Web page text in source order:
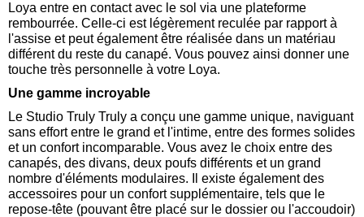
Loya entre en contact avec le sol via une plateforme
rembourrée. Celle-ci est légèrement reculée par rapport à
l'assise et peut également être réalisée dans un matériau
différent du reste du canapé. Vous pouvez ainsi donner une
touche très personnelle à votre Loya.
Une gamme incroyable
Le Studio Truly Truly a conçu une gamme unique, naviguant
sans effort entre le grand et l'intime, entre des formes solides
et un confort incomparable. Vous avez le choix entre des
canapés, des divans, deux poufs différents et un grand
nombre d'éléments modulaires. Il existe également des
accessoires pour un confort supplémentaire, tels que le
repose-tête (pouvant être placé sur le dossier ou l'accoudoir)